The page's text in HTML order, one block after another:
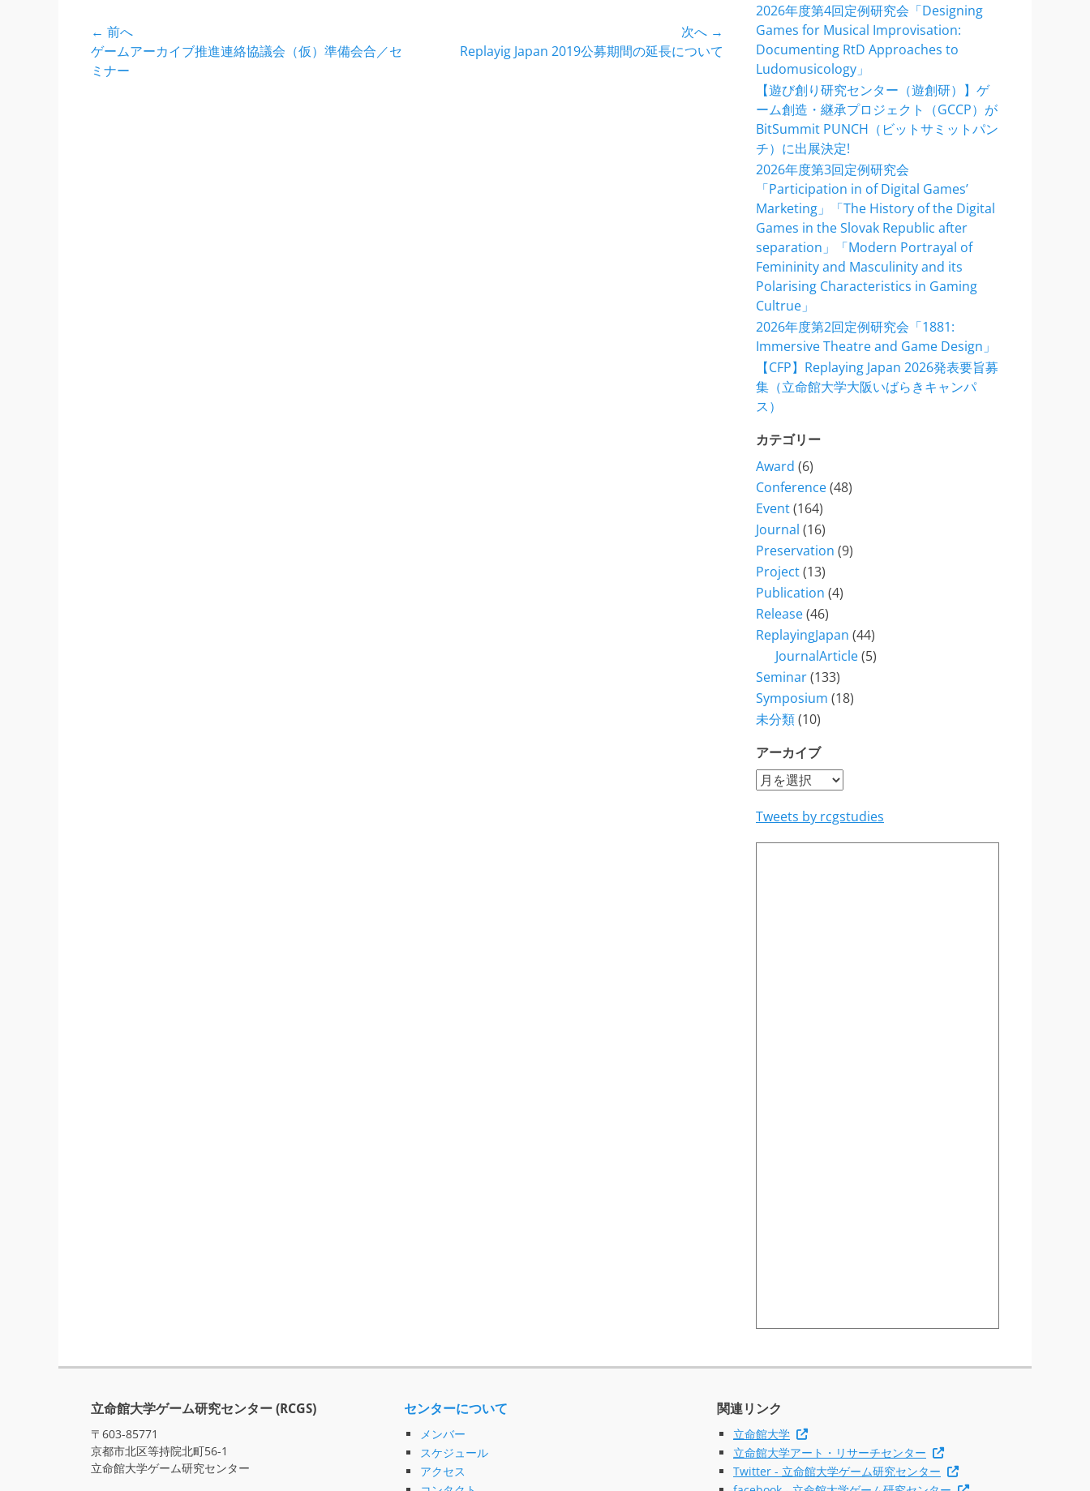
ー 投
稿
ナ
← 前へ
前
の
ゲームアーカイブ推進連絡協議会（仮）準備会合／セ
ミナー
次へ →
Replayig Japan 2019公募期間の延長について
2026年度第4回定例研究会「Designing
Games for Musical Improvisation:
Documenting RtD Approaches to
Ludomusicology」
【遊び創り研究センター（遊創研）】ゲ
ーム創造・継承プロジェクト（GCCP）が
BitSummit PUNCH（ビットサミットパン
チ）に出展決定!
2026年度第3回定例研究会
「Participation in of Digital Games’
Marketing」「The History of the Digital
Games in the Slovak Republic after
separation」「Modern Portrayal of
Femininity and Masculinity and its
Polarising Characteristics in Gaming
Cultrue」
2026年度第2回定例研究会「1881:
Immersive Theatre and Game Design」
【CFP】Replaying Japan 2026発表要旨募
集（立命館大学大阪いばらきキャンパ
ス）
カテゴリー
Award (6)
Conference(48)
Event(164)
Journal (16)
Preservation (9)
Project(13)
Publication (4)
Release(46)
ReplayingJapan (44)
JournalArticle(5)
Seminar(133)
Symposium (18)
未分類(10)
アーカイブ
ア
カ
Tweets by rcgstudies
立命館大学ゲーム研究センター (RCGS)
〒603-85771
京都市北区等持院北町56-1
立命館大学ゲーム研究センター
センターについて
メンバー
スケジュール
アクセス
関連リンク
立命館大学
立命館大学アート・リサーチセンター
Twitter - 立命館大学ゲーム研究センター